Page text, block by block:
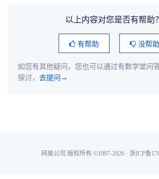
以上内容对您是否有帮助？
有帮助 没帮助
如您有其他疑问，您也可以通过有数学堂问
探讨， 去提问→
网易公司 版权所有 ©1997-2026 · 浙ICP备